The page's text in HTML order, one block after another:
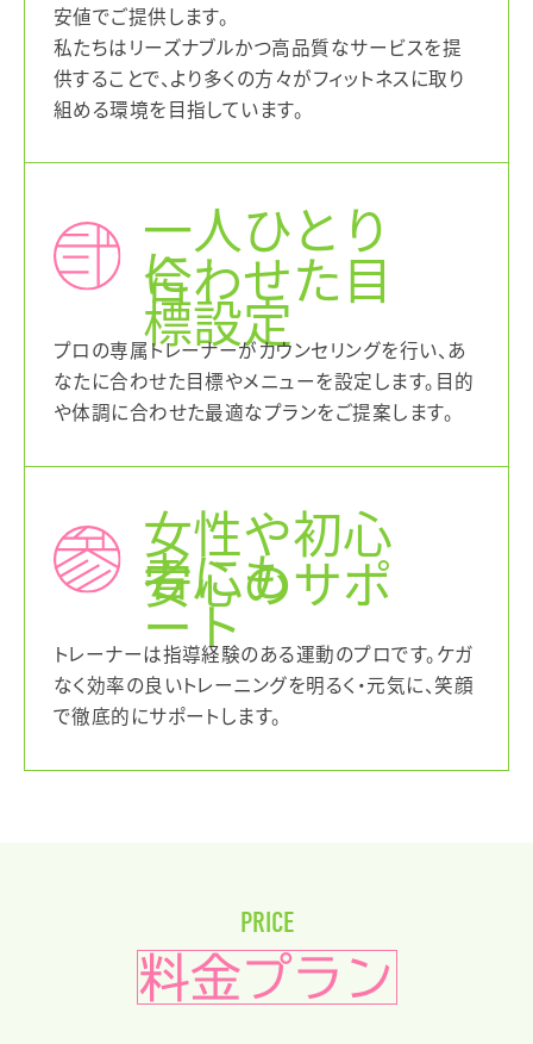
安値でご提供します。
私たちはリーズナブルかつ高品質なサービスを提
供することで、より多くの方々がフィットネスに取り
組める環境を目指しています。
一人ひとり
に
合わせた目
標設定
プロの専属トレーナーがカウンセリングを行い、あ
なたに合わせた目標やメニューを設定します。目的
や体調に合わせた最適なプランをご提案します。
女性や初心
者にも
安心のサポ
ート
トレーナーは指導経験のある運動のプロです。ケガ
なく効率の良いトレーニングを明るく・元気に、笑顔
で徹底的にサポートします。
PRICE
料金プラン